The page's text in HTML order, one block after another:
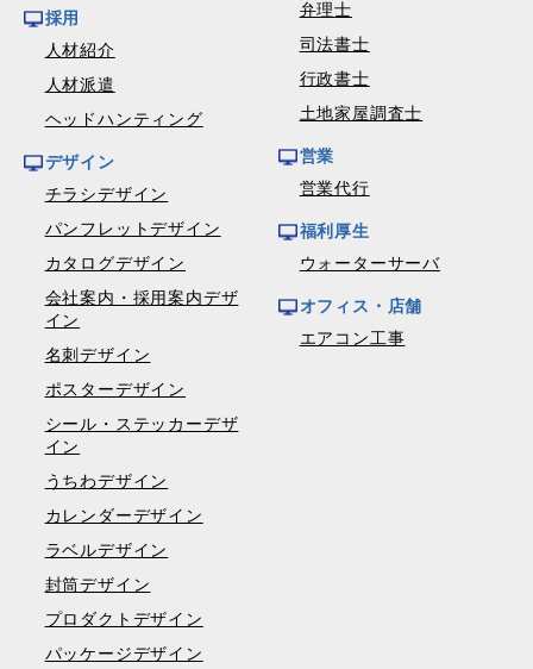
採用
人材紹介
人材派遣
ヘッドハンティング
デザイン
チラシデザイン
パンフレットデザイン
カタログデザイン
会社案内・採用案内デザ
イン
名刺デザイン
ポスターデザイン
シール・ステッカーデザ
イン
うちわデザイン
カレンダーデザイン
ラベルデザイン
封筒デザイン
プロダクトデザイン
パッケージデザイン
弁理士
司法書士
行政書士
土地家屋調査士
営業
営業代行
福利厚生
ウォーターサーバ
オフィス・店舗
エアコン工事